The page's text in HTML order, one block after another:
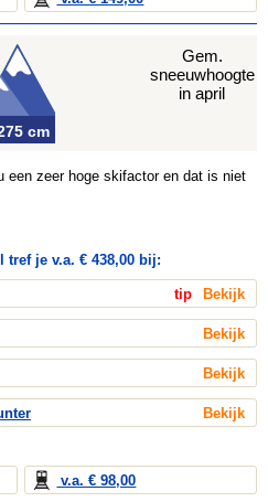
een zeer hoge skifactor en dat is niet
cm
Gem.
sneeuwhoogte
in april
je v.a. € 438,00 bij:
tip Bekijk
Bekijk
Bekijk
Bekijk
v.a. € 98,00